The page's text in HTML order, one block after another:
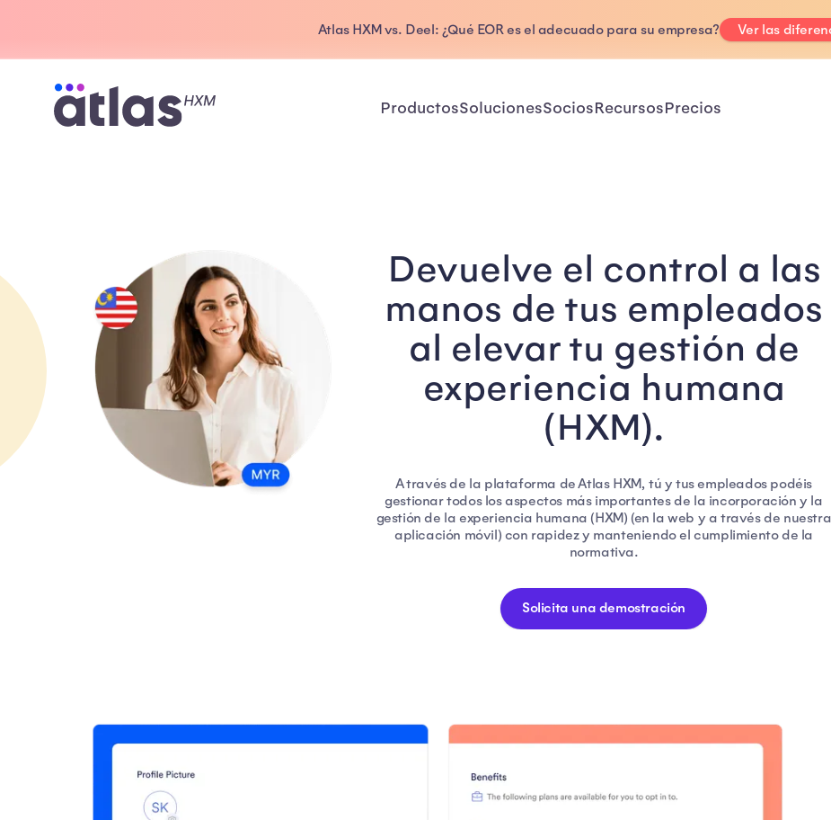
Atlas HXM vs. Deel: ¿Qué EOR es el adecuado para su empresa? Ver las
ProductosSolucionesSociosRecursosPrecios
Devuelve el control a las
manos de tus empleados
al elevar tu gestión de
experiencia humana
(HXM).
A través de la plataforma de Atlas HXM, tú y tus empleados podéis
gestionar todos los aspectos más importantes de la incorporación y la
gestión de la experiencia humana (HXM) (en la web y a través de nuestra
aplicación móvil) con rapidez y manteniendo el cumplimiento de la
normativa.
Solicita una demostración